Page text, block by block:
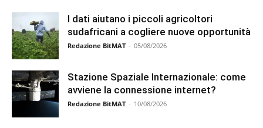
I dati aiutano i piccoli agricoltori
sudafricani a cogliere nuove opportunità
Redazione BitMAT - 05/08/2026
Stazione Spaziale Internazionale: come
avviene la connessione internet?
Redazione BitMAT - 10/08/2026